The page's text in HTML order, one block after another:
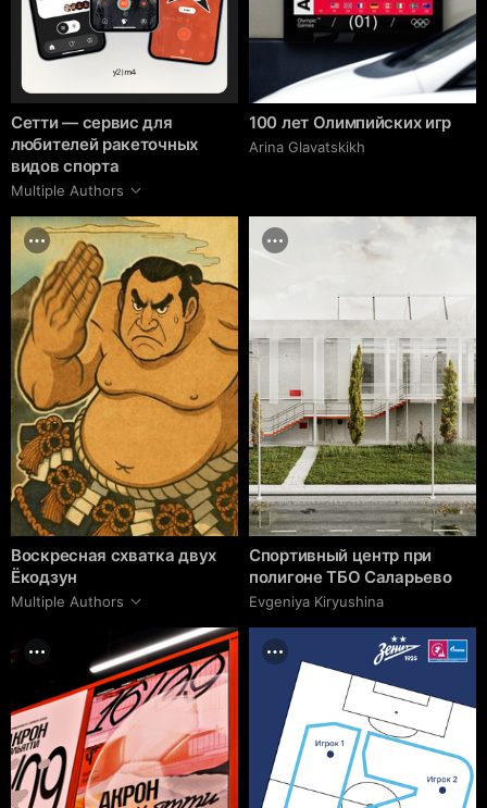
Сетти — сервис для
любителей ракеточных
видов спорта
Multiple Authors
100 лет Олимпийских игр
Arina Glavatskikh
Воскресная схватка двух
Ёкодзун
Multiple Authors
Спортивный центр при
полигоне ТБО Саларьево
Evgeniya Kiryushina